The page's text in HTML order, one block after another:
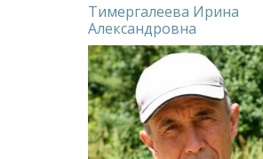
Тимергалеева Ирина
Александровна